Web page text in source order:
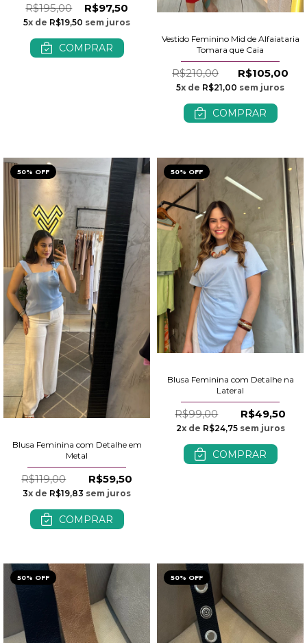
R$195,00 R$97,50
5x de R$19,50 sem juros
COMPRAR
Vestido Feminino Mid de Alfaiataria
Tomara que Caia
R$210,00 R$105,00
5x de R$21,00 sem juros
COMPRAR
50% OFF
Blusa Feminina com Detalhe em
Metal
R$119,00 R$59,50
3x de R$19,83 sem juros
COMPRAR
50% OFF
Blusa Feminina com Detalhe na
Lateral
R$99,00 R$49,50
2x de R$24,75sem juros
COMPRAR
50% OFF 50% OFF